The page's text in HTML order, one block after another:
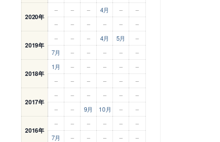
2020年
– – – 4月 –
–
–
– – – – –
2019年
– – – 4月 5月
–
7月
– – – – –
2018年
1月 – – – –
–
–
– – – – –
2017年
– – – – –
–
–
– 9月 10月 – –
2016年
– – – – –
–
7月
– – – – –